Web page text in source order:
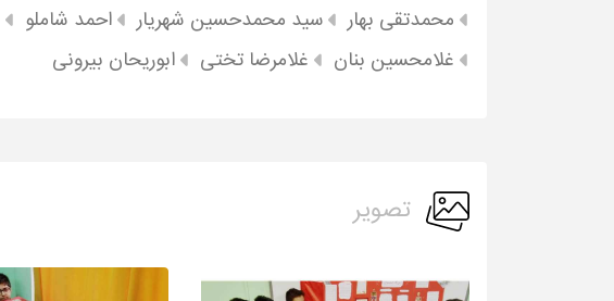
محمدتقی بهار
سید محمدحسین شهریار احمد شاملو
غلامحسین بنان
غلامرضا تختی ابوریحان بیرونی
تصویر